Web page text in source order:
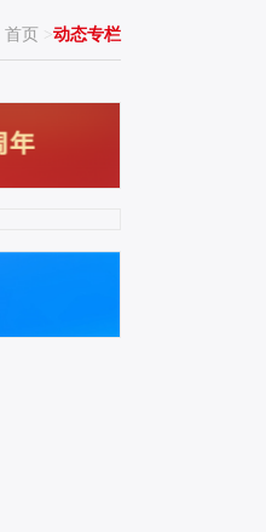
首页 >动态专栏